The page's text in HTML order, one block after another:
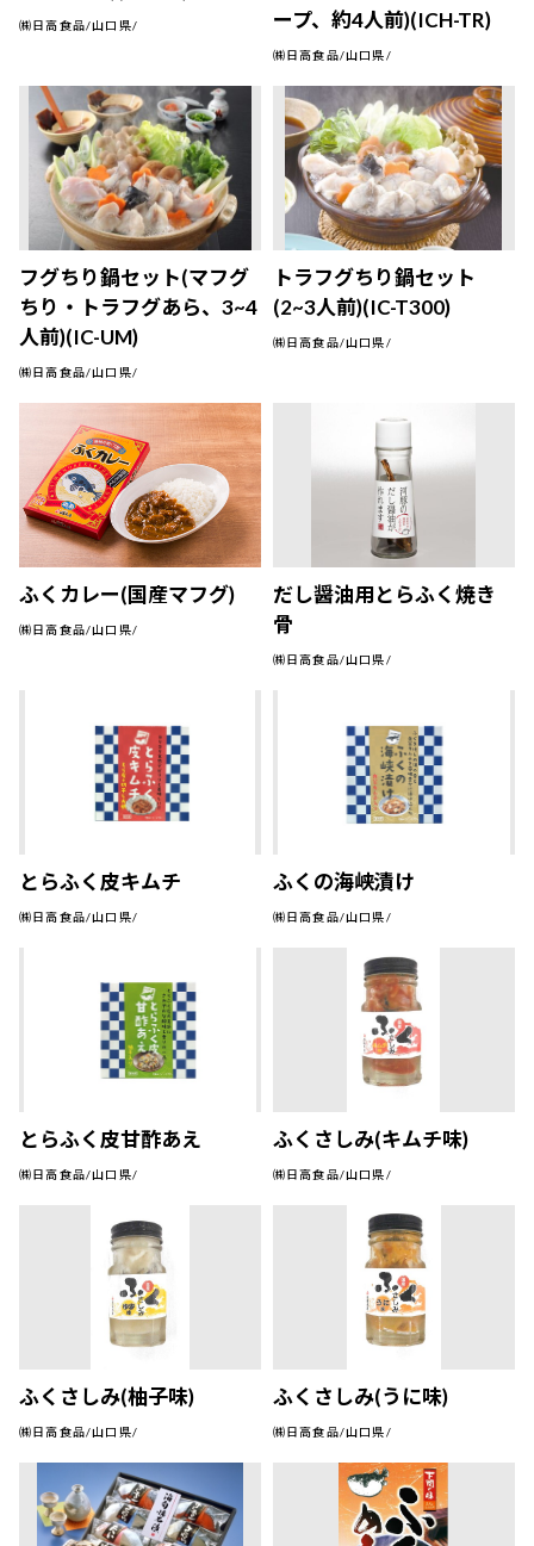
㈱日高食品/山口県/
ープ、約4人前)(ICH-TR)
㈱日高食品/山口県/
フグちり鍋セット(マフグ
ちり・トラフグあら、3~4
人前)(IC-UM)
㈱日高食品/山口県/
トラフグちり鍋セット
(2~3人前)(IC-T300)
㈱日高食品/山口県/
ふくカレー(国産マフグ)
㈱日高食品/山口県/
だし醤油用とらふく焼き
骨
㈱日高食品/山口県/
とらふく皮キムチ
㈱日高食品/山口県/
ふくの海峡漬け
㈱日高食品/山口県/
とらふく皮甘酢あえ
㈱日高食品/山口県/
ふくさしみ(キムチ味)
㈱日高食品/山口県/
ふくさしみ(柚子味)
㈱日高食品/山口県/
ふくさしみ(うに味)
㈱日高食品/山口県/